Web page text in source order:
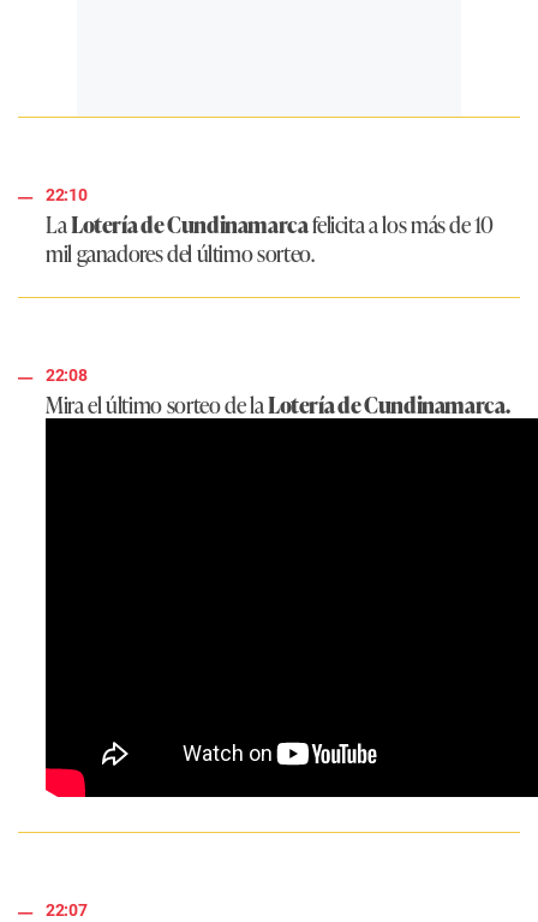
22:10
LaLotería de Cundinamarcafelicita a los más de 10
mil ganadores del último sorteo.
22:08
Mira el último sorteo de laLotería de Cundinamarca.
22:07